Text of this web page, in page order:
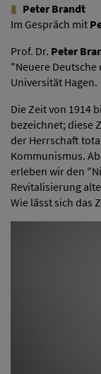
Peter Brandt
Im Gespräch mit
Prof. Dr. Peter
"Neuere
Universität Hagen.
Die Zeit von 1914
bezeichnet; diese
der Herrschaft
Kommunismus.
erleben wir den
Revitalisierung
Wie lässt sich das